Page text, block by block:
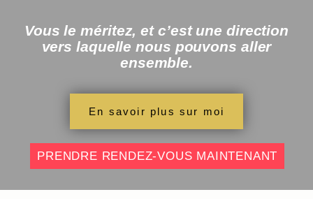
Vous le méritez, et c’est une direction
vers laquelle nous pouvons aller
ensemble.
En savoir plus sur moi
PRENDRE RENDEZ-VOUS MAINTENANT